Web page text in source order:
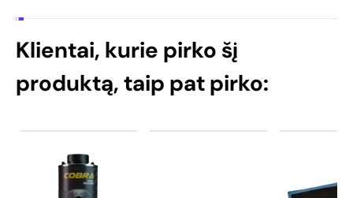
Klientai, kurie pirko šį
produktą, taip pat pirko: